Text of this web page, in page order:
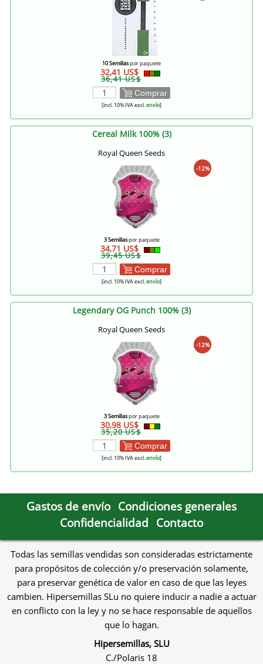
10 Semillaspor paquete
32,41 US$
36,41 US$
Comprar
[incl. 10% IVA excl.envío]
Cereal Milk 100% (3)
Royal Queen Seeds
-12%
3 Semillaspor paquete
34,71 US$
39,45 US$
Comprar
[incl. 10% IVA excl.envío]
Legendary OG Punch 100% (3)
Royal Queen Seeds
-12%
3 Semillaspor paquete
30,98 US$
35,20 US$
Comprar
[incl. 10% IVA excl.envío]
Gastos de envío Condiciones generales
Confidencialidad Contacto
Todas las semillas vendidas son consideradas estrictamente
para propósitos de colección y/o preservación solamente,
para preservar genética de valor en caso de que las leyes
cambien. Hipersemillas SLu no quiere inducir a nadie a actuar
en conflicto con la ley y no se hace responsable de aquellos
que lo hagan.
Hipersemillas, SLU
C./Polaris 18